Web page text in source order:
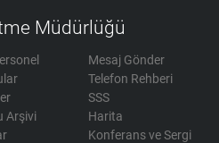
Müdürlüğü
Arşivi
Mesaj Gönder
Telefon Rehberi
SSS
Harita
Konferans ve Sergi